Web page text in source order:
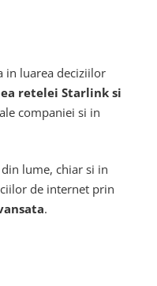
in luarea deciziilor
retelei Starlink si
companiei si in
lume, chiar si in
de internet prin
.